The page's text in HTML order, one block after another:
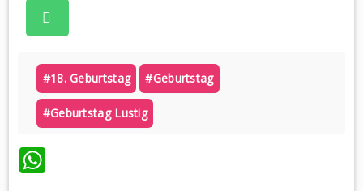
#18. Geburtstag #geburtstag
#geburtstag Lustig
WhatsApp